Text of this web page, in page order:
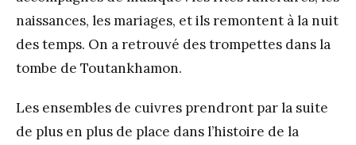
naissances, les mariages, et ils remontent à la nuit
des temps. On a retrouvé des trompettes dans la
tombe de Toutankhamon.
Les ensembles de cuivres prendront par la suite
de plus en plus de place dans l’histoire de la